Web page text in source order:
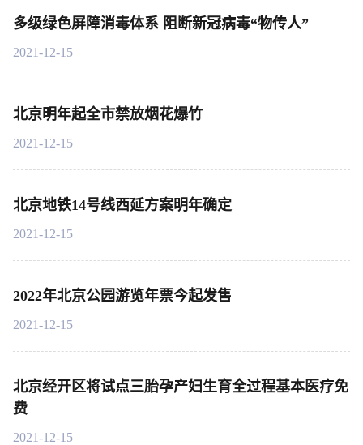
多级绿色屏障消毒体系 阻断新冠病毒“物传人”
2021-12-15
北京明年起全市禁放烟花爆竹
2021-12-15
北京地铁14号线西延方案明年确定
2021-12-15
2022年北京公园游览年票今起发售
2021-12-15
北京经开区将试点三胎孕产妇生育全过程基本医疗免
费
2021-12-15